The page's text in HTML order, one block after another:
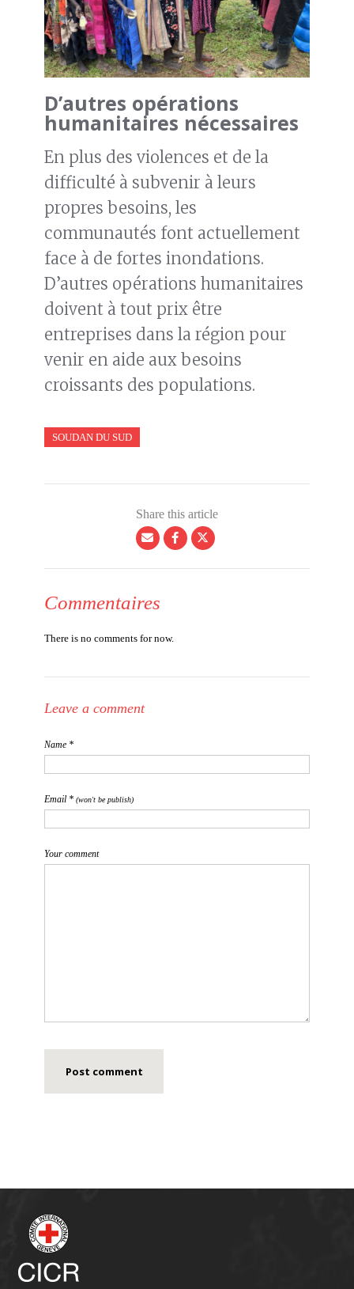
D’autres opérations
humanitaires nécessaires
En plus des violences et de la
difficulté à subvenir à leurs
propres besoins, les
communautés font actuellement
face à de fortes inondations.
D’autres opérations humanitaires
doivent à tout prix être
entreprises dans la région pour
venir en aide aux besoins
croissants des populations.
SOUDAN DU SUD
Share this article
Commentaires
There is no comments for now.
Leave a comment
Name *
Email * (won't be publish)
Your comment